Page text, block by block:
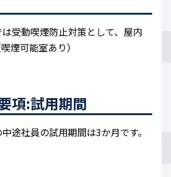
受動喫煙防止対策として、屋内
煙可能室あり）
項:試用期間
途社員の試用期間は3か月です。